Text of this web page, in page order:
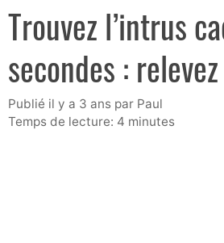
Trouvez l’intrus
secondes :
publié il y a 3 ans par Paul
Temps de lecture: 4 minutes